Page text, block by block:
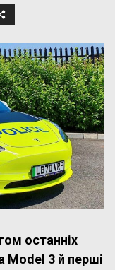
останніх
Model 3 й перші